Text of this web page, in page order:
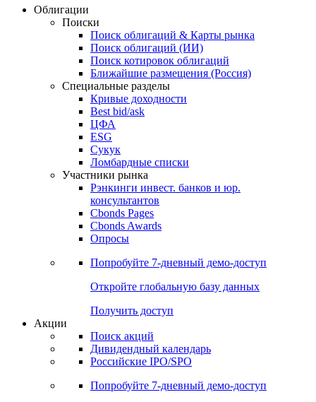
Облигации
Поиски
Поиск облигаций & Карты рынка
Поиск облигаций (ИИ)
Поиск котировок облигаций
Ближайшие размещения (Россия)
Специальные разделы
Кривые доходности
Best bid/ask
ЦФА
ESG
Сукук
Ломбардные списки
Участники рынка
Рэнкинги инвест. банков и юр.
консультантов
Cbonds Pages
Cbonds Awards
Опросы
Попробуйте 7-дневный демо-доступ
Откройте глобальную базу данных
Получить доступ
Акции
Поиск акций
Дивидендный календарь
Российские IPO/SPO
Попробуйте 7-дневный демо-доступ